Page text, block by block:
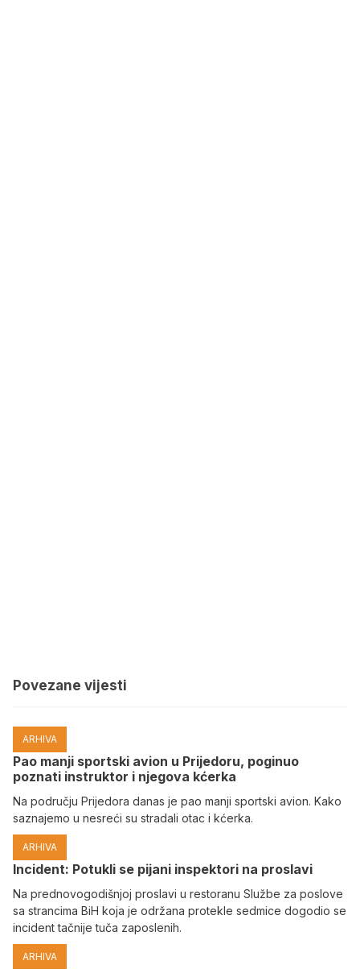
Povezane vijesti
ARHIVA
Pao manji sportski avion u Prijedoru, poginuo
poznati instruktor i njegova kćerka
Na području Prijedora danas je pao manji sportski avion. Kako
saznajemo u nesreći su stradali otac i kćerka.
ARHIVA
Incident: Potukli se pijani inspektori na proslavi
Na prednovogodišnjoj proslavi u restoranu Službe za poslove
sa strancima BiH koja je održana protekle sedmice dogodio se
incident tačnije tuča zaposlenih.
ARHIVA